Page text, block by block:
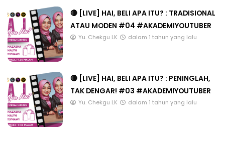
🔴 [LIVE] HAI, BELI APA ITU? : TRADISIONAL
ATAU MODEN #04 #AKADEMIYOUTUBER
Yu. Chekgu LK dalam 1 tahun yang lalu
🔴 [LIVE] HAI, BELI APA ITU? : PENINGLAH,
TAK DENGAR! #03 #AKADEMIYOUTUBER
Yu. Chekgu LK dalam 1 tahun yang lalu